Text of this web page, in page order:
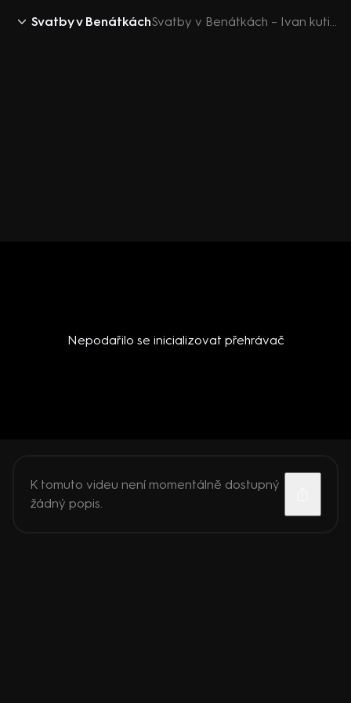
Svatby v Benátkách Svatby v Benátkách – Ivan kutilem
Nepodařilo se inicializovat přehrávač
K tomuto videu není momentálně dostupný
žádný popis.